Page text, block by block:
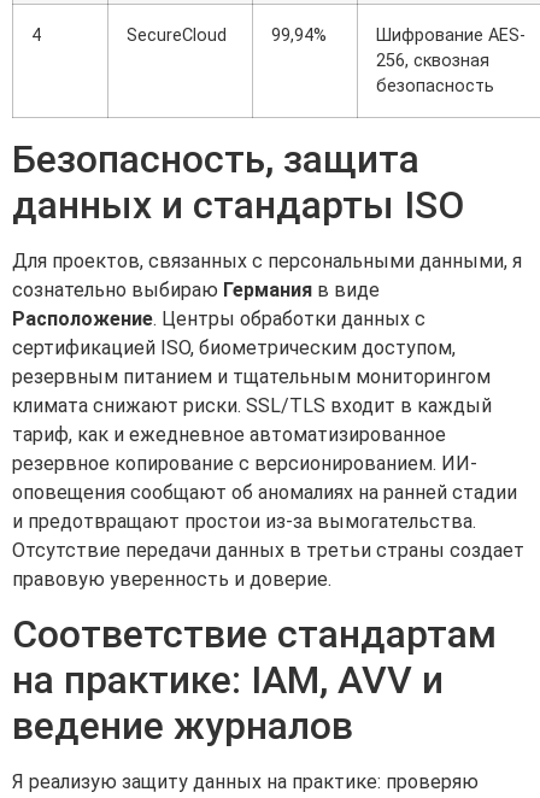
4 SecureCloud 99,94%
Шифрование AES-
256, сквозная
безопасность
Безопасность, защита
данных и стандарты ISO
Для проектов, связанных с персональными данными, я
сознательно выбираю Германия в виде
Расположение. Центры обработки данных с
сертификацией ISO, биометрическим доступом,
резервным питанием и тщательным мониторингом
климата снижают риски. SSL/TLS входит в каждый
тариф, как и ежедневное автоматизированное
резервное копирование с версионированием. ИИ-
оповещения сообщают об аномалиях на ранней стадии
и предотвращают простои из-за вымогательства.
Отсутствие передачи данных в третьи страны создает
правовую уверенность и доверие.
Соответствие стандартам
на практике: IAM, AVV и
ведение журналов
Я реализую защиту данных на практике: проверяю